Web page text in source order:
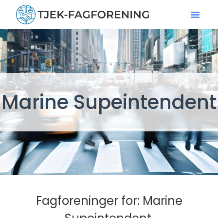
Marine Supeintendent
Fagforeninger for: Marine